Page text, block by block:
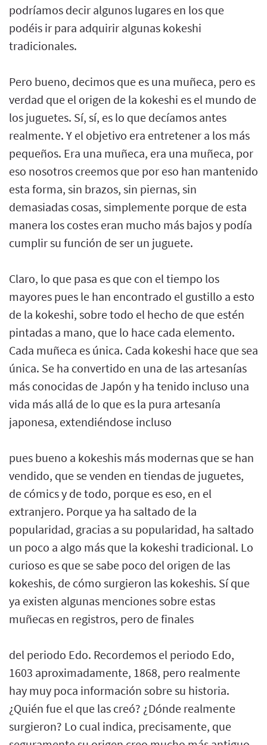
podríamos decir algunos lugares en los que
podéis ir para adquirir algunas kokeshi
tradicionales.
Pero bueno, decimos que es una muñeca, pero es
verdad que el origen de la kokeshi es el mundo de
los juguetes. Sí, sí, es lo que decíamos antes
realmente. Y el objetivo era entretener a los más
pequeños. Era una muñeca, era una muñeca, por
eso nosotros creemos que por eso han mantenido
esta forma, sin brazos, sin piernas, sin
demasiadas cosas, simplemente porque de esta
manera los costes eran mucho más bajos y podía
cumplir su función de ser un juguete.
Claro, lo que pasa es que con el tiempo los
mayores pues le han encontrado el gustillo a esto
de la kokeshi, sobre todo el hecho de que estén
pintadas a mano, que lo hace cada elemento.
Cada muñeca es única. Cada kokeshi hace que sea
única. Se ha convertido en una de las artesanías
más conocidas de Japón y ha tenido incluso una
vida más allá de lo que es la pura artesanía
japonesa, extendiéndose incluso
pues bueno a kokeshis más modernas que se han
vendido, que se venden en tiendas de juguetes,
de cómics y de todo, porque es eso, en el
extranjero. Porque ya ha saltado de la
popularidad, gracias a su popularidad, ha saltado
un poco a algo más que la kokeshi tradicional. Lo
curioso es que se sabe poco del origen de las
kokeshis, de cómo surgieron las kokeshis. Sí que
ya existen algunas menciones sobre estas
muñecas en registros, pero de finales
del periodo Edo. Recordemos el periodo Edo,
1603 aproximadamente, 1868, pero realmente
hay muy poca información sobre su historia.
¿Quién fue el que las creó? ¿Dónde realmente
surgieron? Lo cual indica, precisamente, que